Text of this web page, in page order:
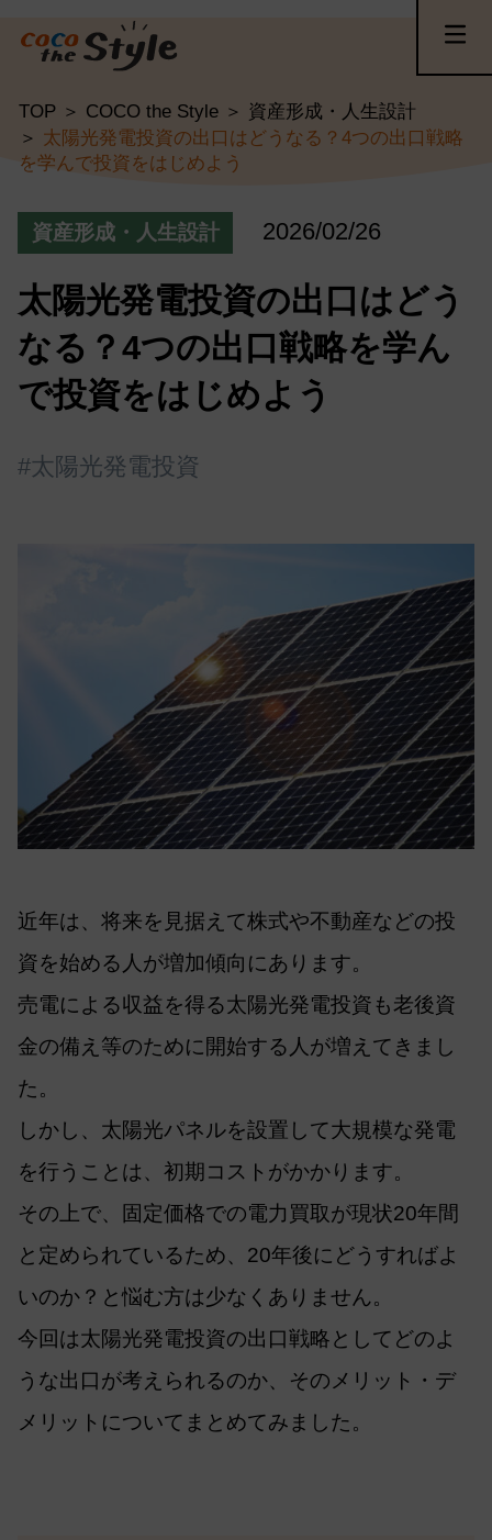
TOP COCO the Style
資産形成・人生設計
太陽光発電投資の出口はどうなる？4つの出口戦略
を学んで投資をはじめよう
資産形成・人生設計 2026/02/26
太陽光発電投資の出口はどう
なる？4つの出口戦略を学ん
で投資をはじめよう
#太陽光発電投資
近年は、将来を見据えて株式や不動産などの投
資を始める人が増加傾向にあります。
売電による収益を得る太陽光発電投資も老後資
金の備え等のために開始する人が増えてきまし
た。
しかし、太陽光パネルを設置して大規模な発電
を行うことは、初期コストがかかります。
その上で、固定価格での電力買取が現状20年間
と定められているため、20年後にどうすればよ
いのか？と悩む方は少なくありません。
今回は太陽光発電投資の出口戦略としてどのよ
うな出口が考えられるのか、そのメリット・デ
メリットについてまとめてみました。